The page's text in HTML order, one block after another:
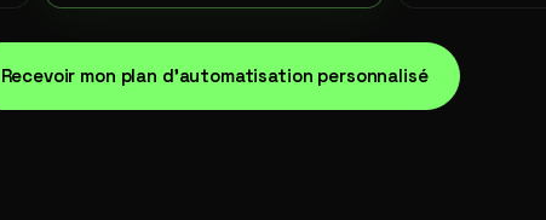
Recevoir mon plan d'automatisation personnalisé